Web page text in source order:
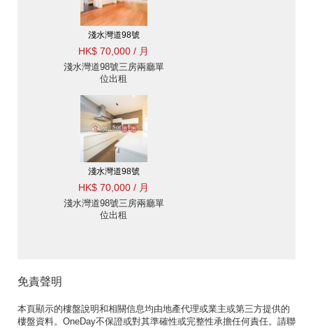
淺水灣道98號
HK$ 70,000 / 月
淺水灣道98號三房兩廳單
位出租
淺水灣道98號
HK$ 70,000 / 月
淺水灣道98號三房兩廳單
位出租
免責聲明
本頁顯示的樓盤說明和相關信息均由地產代理或業主或第三方提供的
樓盤資料。OneDay不保證或對其準確性或完整性承擔任何責任。請聯